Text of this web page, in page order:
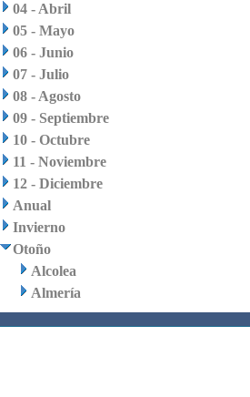
04 - Abril
05 - Mayo
06 - Junio
07 - Julio
08 - Agosto
09 - Septiembre
10 - Octubre
11 - Noviembre
12 - Diciembre
Anual
Invierno
Otoño
Alcolea
Almería